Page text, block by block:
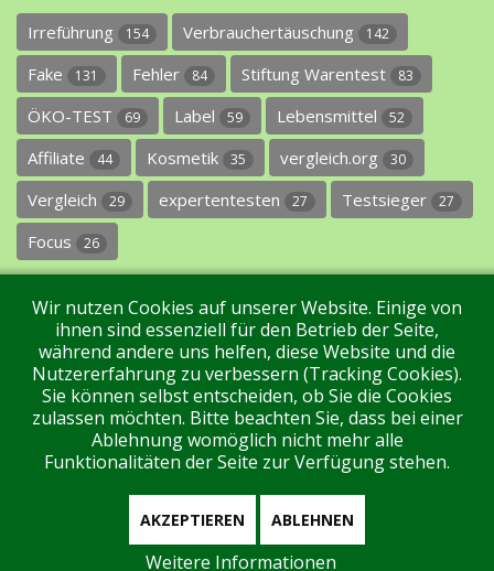
Irreführung 154 Verbrauchertäuschung 142
Fake 131 Fehler 84 Stiftung Warentest 83
ÖKO-TEST 69 Label 59 Lebensmittel 52
Affiliate 44 Kosmetik 35 vergleich.org 30
Vergleich 29 expertentesten 27 Testsieger 27
Focus 26
Impressum Datenschutz Über uns Kontakt
Tags Unterstützen Sie uns! Login
Aktuell sind 154 Gäste und keine Mitglieder online
Wir nutzen Cookies auf unserer Website. Einige von
ihnen sind essenziell für den Betrieb der Seite,
während andere uns helfen, diese Website und die
Nutzererfahrung zu verbessern (Tracking Cookies).
Sie können selbst entscheiden, ob Sie die Cookies
zulassen möchten. Bitte beachten Sie, dass bei einer
Ablehnung womöglich nicht mehr alle
Funktionalitäten der Seite zur Verfügung stehen.
AKZEPTIEREN ABLEHNEN
Weitere Informationen